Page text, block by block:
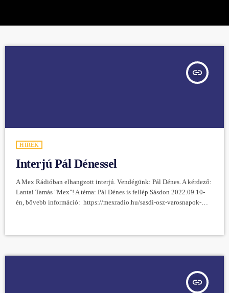
insert_link
HÍREK
Interjú Pál Dénessel
A Mex Rádióban elhangzott interjú. Vendégünk: Pál Dénes. A kérdező:
Lantai Tamás "Mex"! A téma: Pál Dénes is fellép Sásdon 2022.09.10-
én, bővebb információ: https://mexradio.hu/sasdi-osz-varosnapok-
insert_link